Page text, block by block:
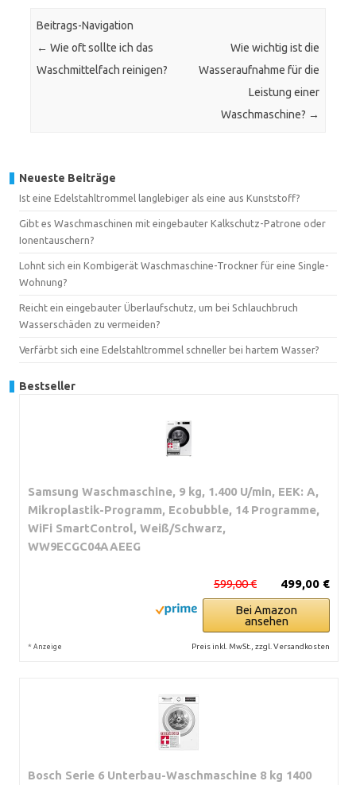
Beitrags-Navigation
← Wie oft sollte ich das
Waschmittelfach reinigen?
Wie wichtig ist die
Wasseraufnahme für die
Leistung einer
Waschmaschine? →
Neueste Beiträge
Ist eine Edelstahltrommel langlebiger als eine aus Kunststoff?
Gibt es Waschmaschinen mit eingebauter Kalkschutz-Patrone oder
Ionentauschern?
Lohnt sich ein Kombigerät Waschmaschine-Trockner für eine Single-
Wohnung?
Reicht ein eingebauter Überlaufschutz, um bei Schlauchbruch
Wasserschäden zu vermeiden?
Verfärbt sich eine Edelstahltrommel schneller bei hartem Wasser?
Bestseller
Samsung Waschmaschine, 9 kg, 1.400 U/min, EEK: A,
Mikroplastik-Programm, Ecobubble, 14 Programme,
WiFi SmartControl, Weiß/Schwarz,
WW9ECGC04AAEEG
499,00 €
599,00 €
Bei Amazon
ansehen
* Anzeige Preis inkl. MwSt., zzgl. Versandkosten
Bosch Serie 6 Unterbau-Waschmaschine 8 kg 1400